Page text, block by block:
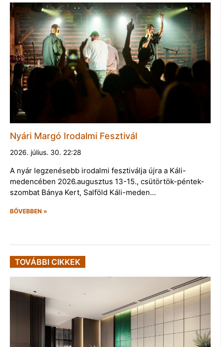
Nyári Margó Irodalmi Fesztivál
2026. július. 30. 22:28
A nyár legzenésebb irodalmi fesztiválja újra a Káli-
medencében 2026.augusztus 13-15., csütörtök-péntek-
szombat Bánya Kert, Salföld Káli-meden…
BŐVEBBEN »
TOVÁBBI CIKKEK